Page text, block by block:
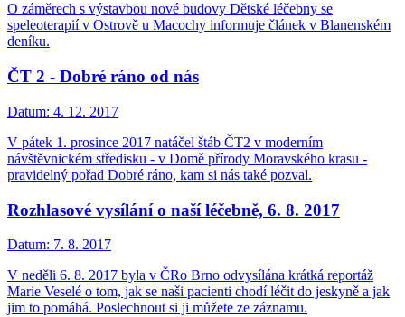
O záměrech s výstavbou nové budovy Dětské léčebny se
speleoterapií v Ostrově u Macochy informuje článek v Blanenském
deníku.
ČT 2 - Dobré ráno od nás
Datum: 4. 12. 2017
V pátek 1. prosince 2017 natáčel štáb ČT2 v moderním
návštěvnickém středisku - v Domě přírody Moravského krasu -
pravidelný pořad Dobré ráno, kam si nás také pozval.
Rozhlasové vysílání o naší léčebně, 6. 8. 2017
Datum: 7. 8. 2017
V neděli 6. 8. 2017 byla v ČRo Brno odvysílána krátká reportáž
Marie Veselé o tom, jak se naši pacienti chodí léčit do jeskyně a jak
jim to pomáhá. Poslechnout si ji můžete ze záznamu.